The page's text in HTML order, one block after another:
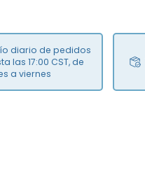
diario de pedidos
las 17:00 CST, de
a viernes